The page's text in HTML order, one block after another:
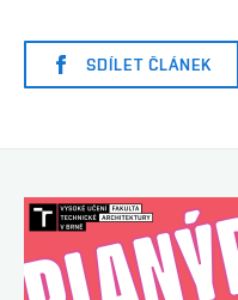
SDÍLET ČLÁNEK